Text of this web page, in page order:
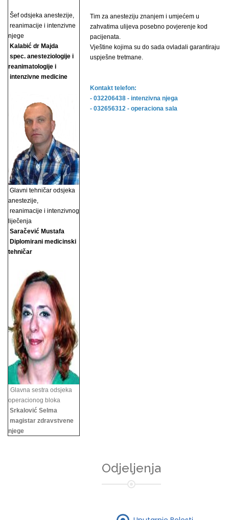
Šef odsjeka anestezije,
reanimacije i intenzivne
njege
Kalabić dr Majda
spec. anesteziologije i
reanimatologije i
intenzivne medicine
Glavni tehničar odsjeka
anestezije,
reanimacije i intenzivnog
liječenja
Saračević Mustafa
Diplomirani medicinski
tehničar
Glavna sestra odsjeka
operacionog bloka
Srkalović Selma
magistar zdravstvene
njege
Tim za anesteziju znanjem i umjećem u
zahvatima ulijeva posebno povjerenje kod
pacijenata.
Vještine kojima su do sada ovladali garantiraju
uspješne tretmane.
Kontakt telefon:
- 032206438 - intenzivna njega
- 032656312 - operaciona sala
Odjeljenja